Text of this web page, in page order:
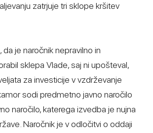
zatrjuje tri sklope kršitev
da je naročnik nepravilno in
sklepa Vlade, saj ni upošteval,
za investicije v vzdrževanje
sodi predmetno javno naročilo
naročilo, katerega izvedba je nujna
Naročnik je v odločitvi o oddaji